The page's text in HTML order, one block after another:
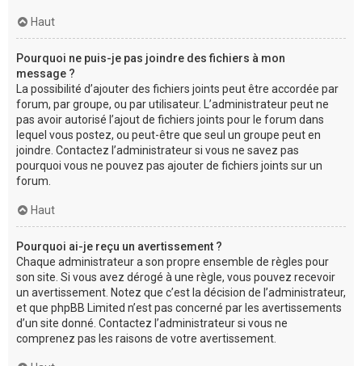
Haut
Pourquoi ne puis-je pas joindre des fichiers à mon
message ?
La possibilité d’ajouter des fichiers joints peut être accordée par
forum, par groupe, ou par utilisateur. L’administrateur peut ne
pas avoir autorisé l’ajout de fichiers joints pour le forum dans
lequel vous postez, ou peut-être que seul un groupe peut en
joindre. Contactez l’administrateur si vous ne savez pas
pourquoi vous ne pouvez pas ajouter de fichiers joints sur un
forum.
Haut
Pourquoi ai-je reçu un avertissement ?
Chaque administrateur a son propre ensemble de règles pour
son site. Si vous avez dérogé à une règle, vous pouvez recevoir
un avertissement. Notez que c’est la décision de l’administrateur,
et que phpBB Limited n’est pas concerné par les avertissements
d’un site donné. Contactez l’administrateur si vous ne
comprenez pas les raisons de votre avertissement.